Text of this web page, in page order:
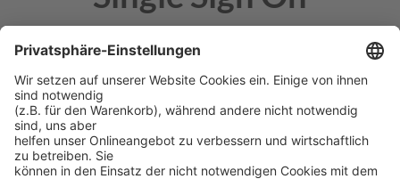
Single Sign-On (Einmalanmeldung) bedeutet, dass
ein Benutzer nach einer einmaligen
Authentifizierung auf alle Rechner und Dienste, für
die er berechtigt ist, zugreifen kann, ohne sich jedes
Mal neu anmelden zu müssen.